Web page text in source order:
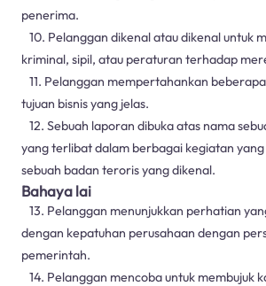
penerima.
10. Pelanggan dikenal atau dikenal untuk
kriminal, sipil, atau peraturan terhadap
11. Pelanggan mempertahankan
tujuan bisnis yang jelas.
12. Sebuah laporan dibuka atas nama
yang terlibat dalam berbagai kegiatan
sebuah badan teroris yang dikenal.
Bahaya lai
13. Pelanggan menunjukkan perhatian
dengan kepatuhan perusahaan dengan
pemerintah.
14. Pelanggan mencoba untuk membujuk